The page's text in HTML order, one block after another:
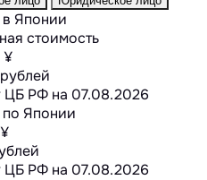
Японии
стоимость
¥
ЦБ РФ на 07.08.2026
Японии
ЦБ РФ на 07.08.2026